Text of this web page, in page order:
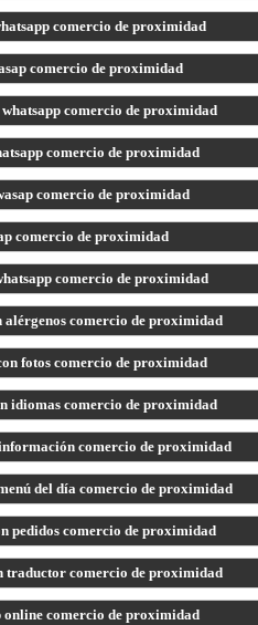
comercio de proximidad
comercio de proximidad
comercio de proximidad
comercio de proximidad
comercio de proximidad
comercio de proximidad
comercio de proximidad
alérgenos comercio de proximidad
fotos comercio de proximidad
idiomas comercio de proximidad
comercio de proximidad
del día comercio de proximidad
pedidos comercio de proximidad
traductor comercio de proximidad
online comercio de proximidad